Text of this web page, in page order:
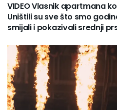
VIDEO Vlasnik apartmana
Uništili su sve što smo
smijali i pokazivali srednji